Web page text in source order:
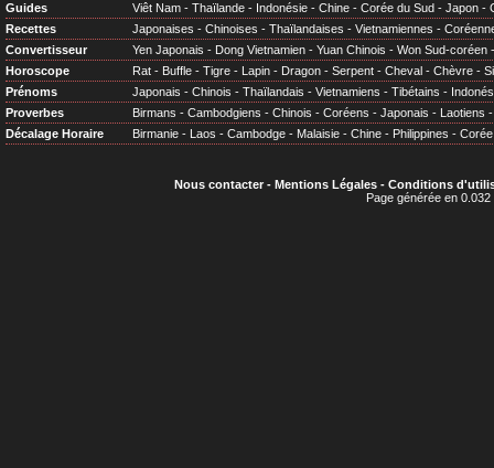
Guides
Viêt Nam - Thaïlande - Indonésie - Chine - Corée du Sud - Japon -
Recettes
Japonaises - Chinoises - Thaïlandaises - Vietnamiennes -
Convertisseur
Yen Japonais - Dong Vietnamien - Yuan Chinois - Won Sud-coréen
Horoscope
Rat - Buffle - Tigre - Lapin - Dragon - Serpent - Cheval - Chèvre -
Prénoms
Japonais - Chinois - Thaïlandais - Vietnamiens - Tibétains -
Proverbes
Birmans - Cambodgiens - Chinois - Coréens - Japonais - Laotiens
Décalage Horaire
Birmanie - Laos - Cambodge - Malaisie - Chine - Philippines - Corée
Nous contacter- Mentions Légales- Conditions
Page générée en